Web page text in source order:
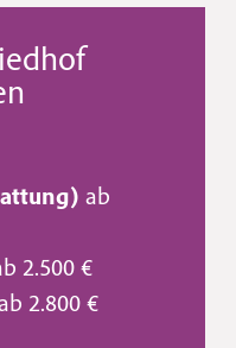
ab
2.500 €
2.800 €